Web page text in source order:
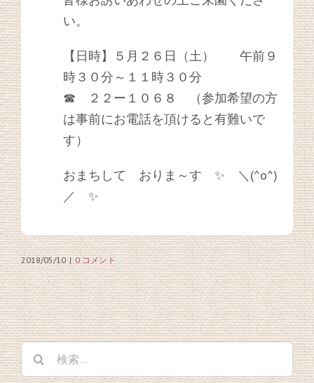
い。
【日時】５月２６日（土） 午前９
時３０分～１１時３０分
☎ ２２ー１０６８ （参加希望の方
は事前にお電話を頂けると有難いで
す）
おまちして おりま～す ✨ ＼(^o^)
／ ✨
2018/05/10 | 0 コメント
検
索